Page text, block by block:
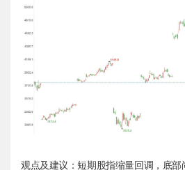
观点及建议：短期股指缩量回调，底